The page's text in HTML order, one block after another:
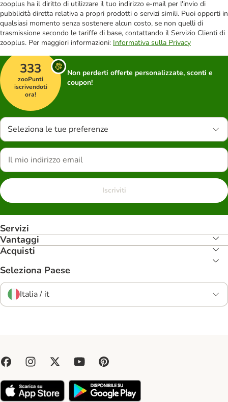
zooplus ha il diritto di utilizzare il tuo indirizzo e-mail per l'invio di
pubblicità diretta relativa a propri prodotti o servizi simili. Puoi opporti in
qualsiasi momento senza sostenere alcun costo, se non quelli di
trasmissione secondo le tariffe di base, contattando il Servizio Clienti di
zooplus. Per maggiori informazioni: Informativa sulla Privacy
333
zooPunti
iscrivendoti
ora!
Non perderti offerte personalizzate, sconti e
coupon!
Seleziona le tue preferenze
Iscriviti
Servizi
Vantaggi
Acquisti
Seleziona Paese
Italia / it